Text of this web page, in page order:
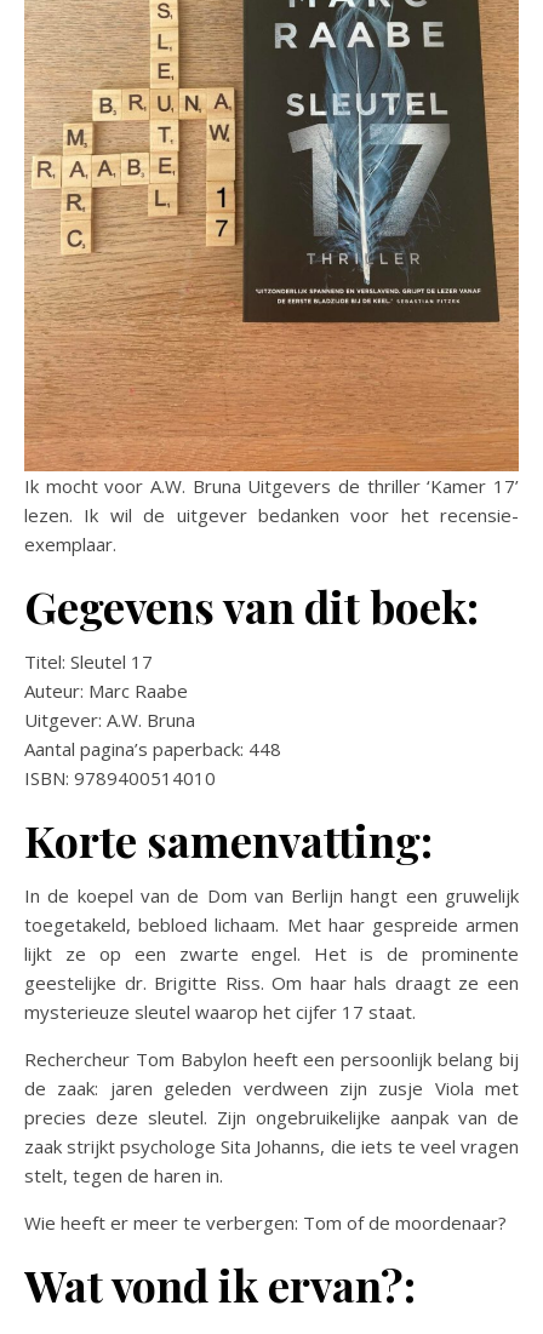
Ik mocht voor A.W. Bruna Uitgevers de thriller ‘Kamer 17’
lezen. Ik wil de uitgever bedanken voor het recensie-
exemplaar.
Gegevens van dit boek:
Titel: Sleutel 17
Auteur: Marc Raabe
Uitgever: A.W. Bruna
Aantal pagina’s paperback: 448
ISBN: 9789400514010
Korte samenvatting:
In de koepel van de Dom van Berlijn hangt een gruwelijk
toegetakeld, bebloed lichaam. Met haar gespreide armen
lijkt ze op een zwarte engel. Het is de prominente
geestelijke dr. Brigitte Riss. Om haar hals draagt ze een
mysterieuze sleutel waarop het cijfer 17 staat.
Rechercheur Tom Babylon heeft een persoonlijk belang bij
de zaak: jaren geleden verdween zijn zusje Viola met
precies deze sleutel. Zijn ongebruikelijke aanpak van de
zaak strijkt psychologe Sita Johanns, die iets te veel vragen
stelt, tegen de haren in.
Wie heeft er meer te verbergen: Tom of de moordenaar?
Wat vond ik ervan?: